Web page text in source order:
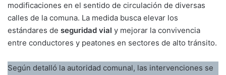
modificaciones en el sentido de circulación de diversas
calles de la comuna. La medida busca elevar los
estándares de seguridad vial y mejorar la convivencia
entre conductores y peatones en sectores de alto tránsito.
Según detalló la autoridad comunal, las intervenciones se